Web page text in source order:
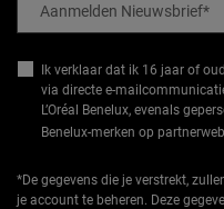
Aanmelden Nieuwsbrief*
Ik verklaar dat ik 16 jaar of
via directe e-
L’Oréal Benelux, evenals
Benelux-merken op
*De gegevens die je verstrekt,
je account te beheren. Deze